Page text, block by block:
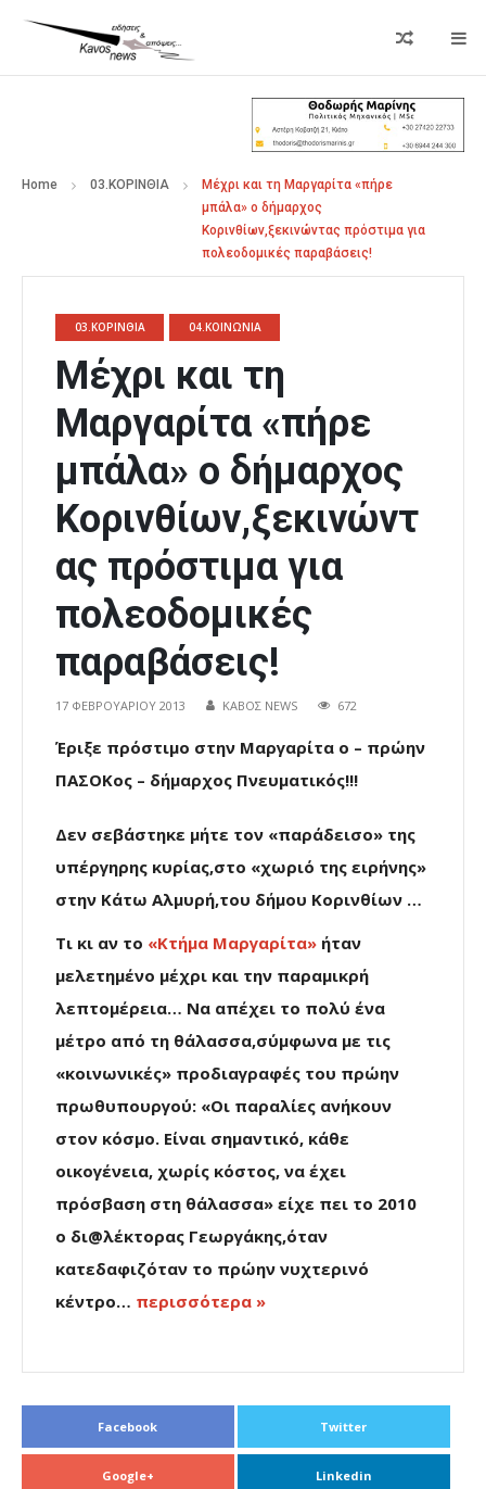
Home 03.ΚΟΡΙΝΘΙΑ
Μέχρι και τη Μαργαρίτα «πήρε
μπάλα» ο δήμαρχος
Κορινθίων,ξεκινώντας πρόστιμα για
πολεοδομικές παραβάσεις!
03.ΚΟΡΙΝΘΙΑ 04.ΚΟΙΝΩΝΙΑ
Μέχρι και τη
Μαργαρίτα «πήρε
μπάλα» ο δήμαρχος
Κορινθίων,ξεκινώντ
ας πρόστιμα για
πολεοδομικές
παραβάσεις!
17 ΦΕΒΡΟΥΑΡΊΟΥ 2013 ΚΑΒΟΣ NEWS 672
Έριξε πρόστιμο στην Μαργαρίτα ο – πρώην
ΠΑΣΟΚος – δήμαρχος Πνευματικός!!!
Δεν σεβάστηκε μήτε τον «παράδεισο» της
υπέργηρης κυρίας,στο «χωριό της ειρήνης»
στην Κάτω Αλμυρή,του δήμου Κορινθίων …
Τι κι αν το «Κτήμα Μαργαρίτα» ήταν
μελετημένο μέχρι και την παραμικρή
λεπτομέρεια… Να απέχει το πολύ ένα
μέτρο από τη θάλασσα,σύμφωνα με τις
«κοινωνικές» προδιαγραφές του πρώην
πρωθυπουργού: «Οι παραλίες ανήκουν
στον κόσμο. Είναι σημαντικό, κάθε
οικογένεια, χωρίς κόστος, να έχει
πρόσβαση στη θάλασσα» είχε πει το 2010
ο δι@λέκτορας Γεωργάκης,όταν
κατεδαφιζόταν το πρώην νυχτερινό
κέντρο… περισσότερα »
Facebook Twitter
Google+ Linkedin